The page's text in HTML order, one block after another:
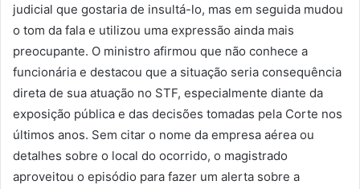
judicial que gostaria de insultá-lo, mas em seguida mudou
o tom da fala e utilizou uma expressão ainda mais
preocupante. O ministro afirmou que não conhece a
funcionária e destacou que a situação seria consequência
direta de sua atuação no STF, especialmente diante da
exposição pública e das decisões tomadas pela Corte nos
últimos anos. Sem citar o nome da empresa aérea ou
detalhes sobre o local do ocorrido, o magistrado
aproveitou o episódio para fazer um alerta sobre a